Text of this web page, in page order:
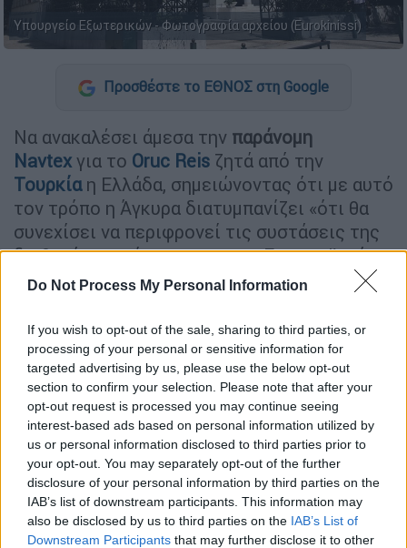
Do Not Process My Personal Information
If you wish to opt-out of the sale, sharing to third parties, or
processing of your personal or sensitive information for
targeted advertising by us, please use the below opt-out
section to confirm your selection. Please note that after your
opt-out request is processed you may continue seeing
interest-based ads based on personal information utilized by
us or personal information disclosed to third parties prior to
your opt-out. You may separately opt-out of the further
disclosure of your personal information by third parties on the
IAB’s list of downstream participants. This information may
also be disclosed by us to third parties on the IAB’s List of
Downstream Participants that may further disclose it to other
Υπουργείο Εξωτερικών - Φωτογραφία αρχείου (Eurokinissi)
Προσθέστε το ΕΘΝΟΣ στη Google
Να ανακαλέσει άμεσα την παράνομη
Navtex για το Oruc Reis ζητά από την
Τουρκίαη Ελλάδα, σημειώνοντας ότι με αυτό
τον τρόπο η Άγκυρα διατυμπανίζει «ότι θα
συνεχίσει να περιφρονεί τις συστάσεις της
διεθνούς κοινότητας και του Ευρωπαϊκού
Συμβουλίου για αποφυγή τέτοιων
προς τη διεθνή νομιμότητα».
Επιπλέον ο υπουργός ΕξωτερικώνΝίκος
Δένδιαςέδωσε οδηγίες για διάβημα
διαμαρτυρίας προς την Άγκυρα.
Αναλυτικά, η ανακοίνωση του υπουργείου
Εξωτερικών:
«Μενέα παράνομη NAVTEX , η Τουρκία
ανακοινώνει τη συνέχιση των παράνομων